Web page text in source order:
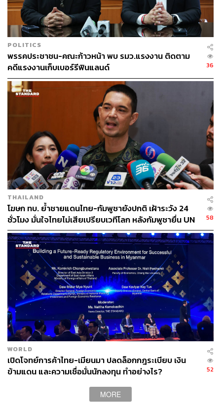
ABOUT THE AUTHOR
THE STANDARD TEAM
กองบรรณาธิการ THE STANDARD
POLITICS
พรรคประชาชน-คณะก้าวหน้า พบ รมว.แรงงาน ติดตาม
คดีแรงงานเก็บเบอร์รีฟินแลนด์
36
THAILAND
โฆษก ทบ. ย้ำชายแดนไทย-กัมพูชายังปกติ เฝ้าระวัง 24
ชั่วโมง มั่นใจไทยไม่เสียเปรียบเวทีโลก หลังกัมพูชายื่น UN
รับรอง MOU43
58
WORLD
เปิดโจทย์การค้าไทย-เมียนมา ปลดล็อกกฎระเบียบ เงิน
ข้ามแดน และความเชื่อมั่นนักลงทุน ทำอย่างไร?
52
MORE